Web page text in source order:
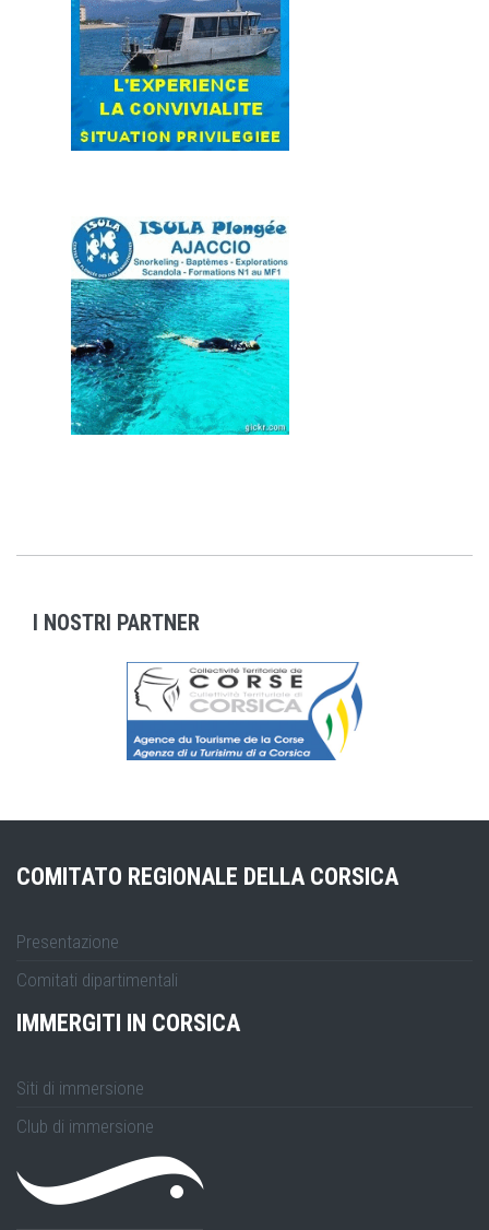
I NOSTRI PARTNER
COMITATO REGIONALE DELLA CORSICA
Presentazione
Comitati dipartimentali
IMMERGITI IN CORSICA
Siti di immersione
Club di immersione